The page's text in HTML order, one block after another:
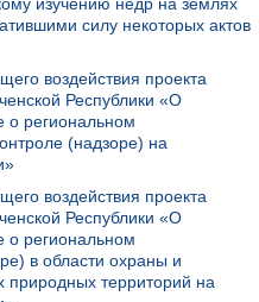
изучению недр на землях
силу некоторых актов
воздействия проекта
Республики «О
о региональном
(надзоре) на
воздействия проекта
Республики «О
о региональном
в области охраны и
природных территорий на